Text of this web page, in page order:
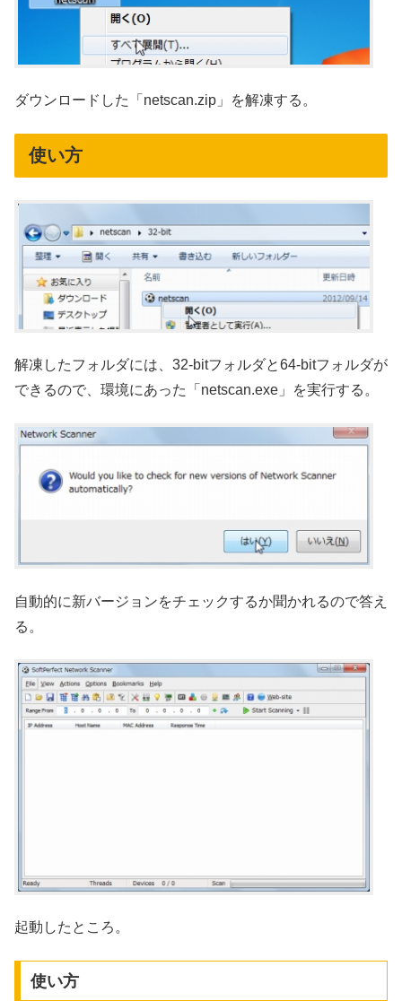
ダウンロードした「netscan.zip」を解凍する。
使い方
解凍したフォルダには、32-bitフォルダと64-bitフォルダが
できるので、環境にあった「netscan.exe」を実行する。
自動的に新バージョンをチェックするか聞かれるので答え
る。
起動したところ。
使い方